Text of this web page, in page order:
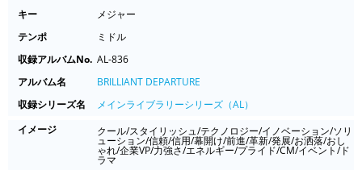
キー
メジャー
テンポ
ミドル
収録アルバムNo. AL-836
アルバム名
BRILLIANT DEPARTURE
収録シリーズ名
メインライブラリーシリーズ（AL）
イメージ
クール/スタイリッシュ/テクノロジー/イノベーション/ソリ
ューション/信頼/信用/幕開け/前進/革新/発展/お洒落/おし
ゃれ/企業VP/力強さ/エネルギー/プライド/CM/イベント/ド
ラマ